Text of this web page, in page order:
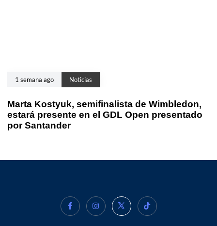
1 semana ago Noticias
Marta Kostyuk, semifinalista de Wimbledon,
estará presente en el GDL Open presentado
por Santander